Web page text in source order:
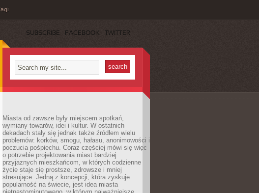
Tagi
SUBSCRIBE FACEBOOK TWITTER
Miasta od zawsze były miejscem spotkań,
wymiany towarów, idei i kultur. W ostatnich
dekadach stały się jednak także źródłem wielu
problemów: korków, smogu, hałasu, anonimowości i
poczucia pośpiechu. Coraz częściej mówi się więc
o potrzebie projektowania miast bardziej
przyjaznych mieszkańcom, w których codzienne
życie staje się prostsze, zdrowsze i mniej
stresujące. Jedną z koncepcji, która zyskuje
popularność na świecie, jest idea miasta